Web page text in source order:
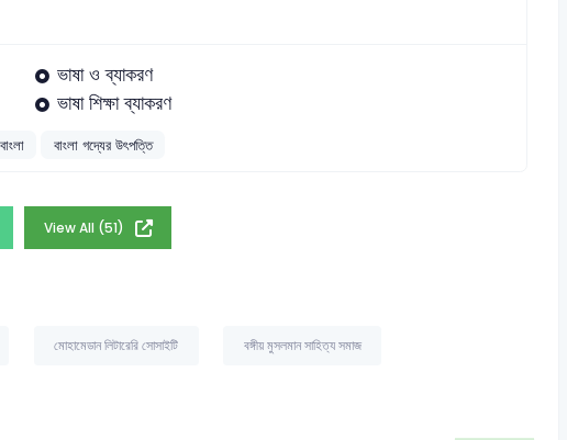
ভাষা ও ব্যাকরণ
ভাষা শিক্ষা ব্যাকরণ
বাংলা বাংলা গদ্যের উৎপত্তি
View All (51)
মোহামেডান লিটারেরি সোসাইটি বঙ্গীয় মুসলমান সাহিত্য সমাজ